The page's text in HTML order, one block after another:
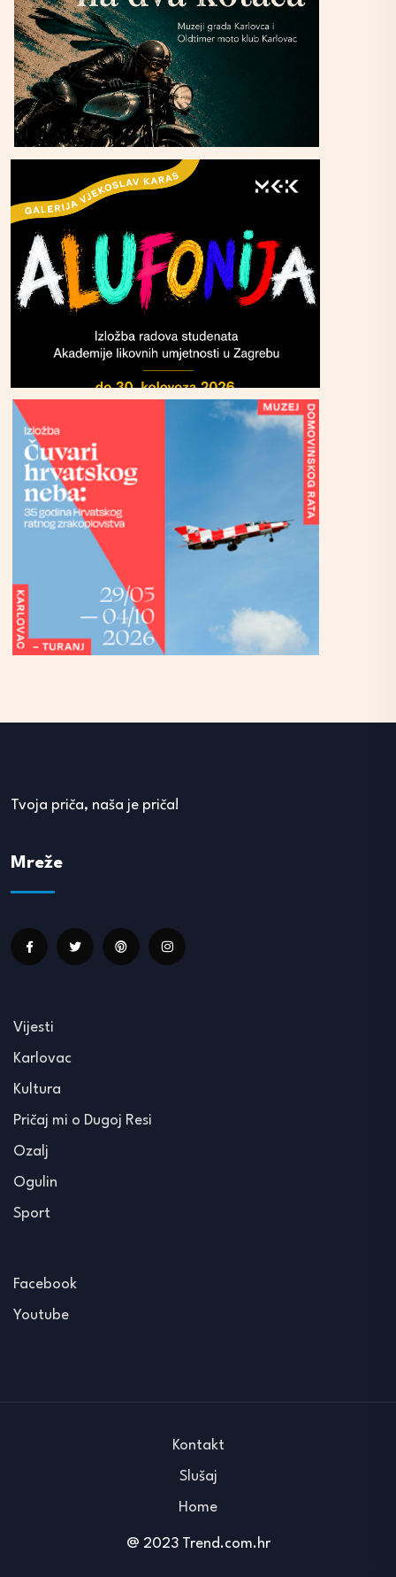
Tvoja priča, naša je priča!
Mreže
Vijesti
Karlovac
Kultura
Pričaj mi o Dugoj Resi
Ozalj
Ogulin
Sport
Facebook
Youtube
@ 2023 Trend.com.hr
Kontakt
Slušaj
Home